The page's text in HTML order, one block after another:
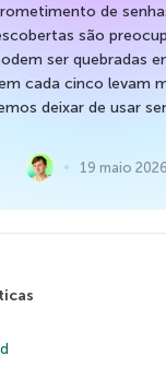
de
são
ser quebradas
cada cinco levam
deixar de usar
19 maio 2026